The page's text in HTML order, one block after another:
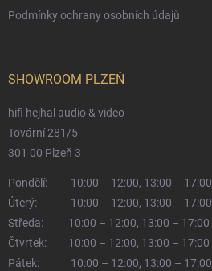
Podmínky ochrany osobních údajů
SHOWROOM PLZEŇ
hifi hejhal audio & video
Tovární 281/5
301 00 Plzeň 3
Pondělí:
10:00 – 12:00, 13:00 – 17:00
Úterý:
10:00 – 12:00, 13:00 – 17:00
Středa:
10:00 – 12:00, 13:00 – 17:00
Čtvrtek:
10:00 – 12:00, 13:00 – 17:00
Pátek:
10:00 – 12:00, 13:00 – 17:00